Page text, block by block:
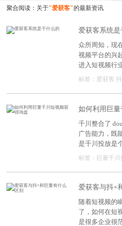
聚合阅读：关于"爱获客"的最新资讯
爱获客系统是
众所周知，现
视频平台的兴
进入短视频行
和编辑视频，
大多数企业和
获客系统有用
标签： 爱获客
如何利用巨
千川整合了
广告能力，既
是千川投放是
握千川投放技
标签： 巨量千川
爱获客与抖+
随着短视频的
了，如何在短
是很多企业很